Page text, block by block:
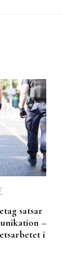
satsar
–
i